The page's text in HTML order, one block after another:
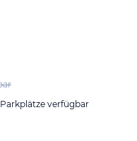
Parkplätze verfügbar